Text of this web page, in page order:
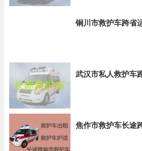
铜川市救护车跨省
武汉市私人救护车
焦作市救护车长途